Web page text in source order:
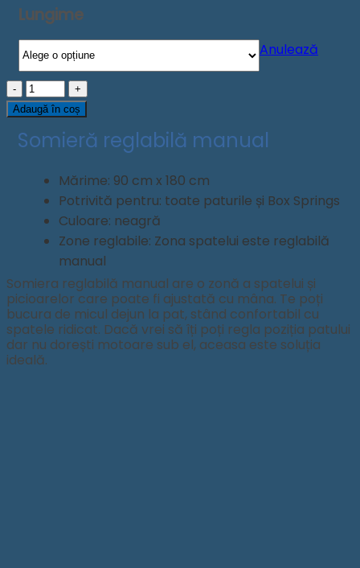
Lungime
Anulează
Cantitate
Somiera
Metalica
reglabila
Adaugă în coș
Somieră reglabilă manual
Mărime: 90 cm x 180 cm
Potrivită pentru: toate paturile și Box Springs
Culoare: neagră
Zone reglabile: Zona spatelui este reglabilă
manual
Somiera reglabilă manual are o zonă a spatelui și
picioarelor care poate fi ajustată cu mâna. Te poți
bucura de micul dejun la pat, stând confortabil cu
spatele ridicat. Dacă vrei să îți poți regla poziția patului
dar nu dorești motoare sub el, aceasa este soluția
ideală.